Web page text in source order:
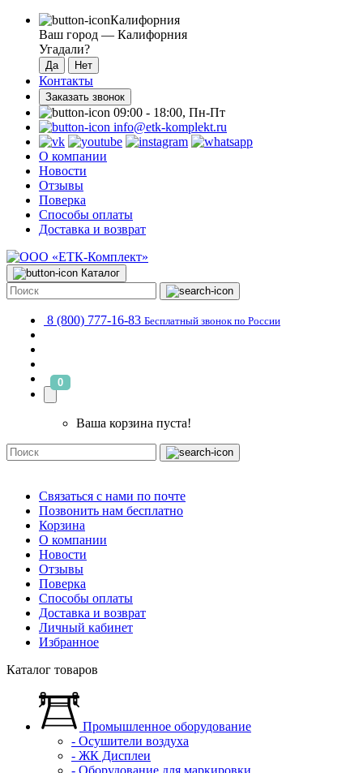
Калифорния
Ваш город — Калифорния
Угадали?
Контакты
Заказать звонок
09:00 - 18:00, Пн-Пт
info@etk-komplekt.ru
О компании
Новости
Отзывы
Поверка
Способы оплаты
Доставка и возврат
Каталог
8 (800) 777-16-83 Бесплатный звонок по России
0
Ваша корзина пуста!
Связаться с нами по почте
Позвонить нам бесплатно
Корзина
О компании
Новости
Отзывы
Поверка
Способы оплаты
Доставка и возврат
Личный кабинет
Избранное
Каталог товаров
Промышленное оборудование
- Осушители воздуха
- ЖК Дисплеи
- Оборудование для маркировки